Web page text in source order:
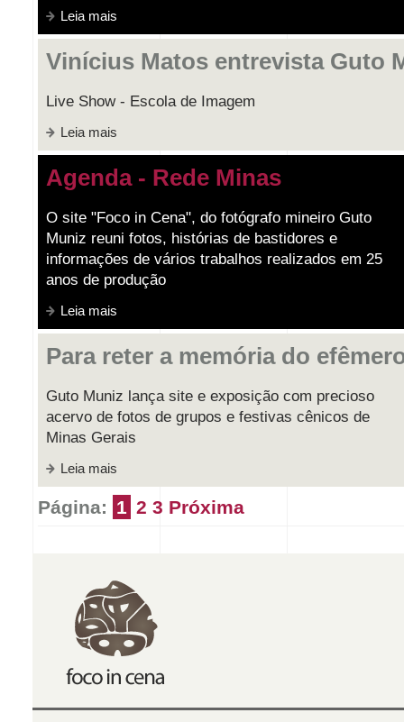
Leia mais
Vinícius Matos entrevista Guto
Live Show - Escola de Imagem
Leia mais
Agenda - Rede Minas
O site "Foco in Cena", do fotógrafo mineiro Guto
Muniz reuni fotos, histórias de bastidores e
informações de vários trabalhos realizados em 25
anos de produção
Leia mais
Para reter a memória do
Guto Muniz lança site e exposição com precioso
acervo de fotos de grupos e festivas cênicos de
Minas Gerais
Leia mais
Página: 1 2 3 Próxima